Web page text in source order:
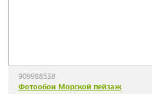
909988538
Фотообои Морской пейзаж